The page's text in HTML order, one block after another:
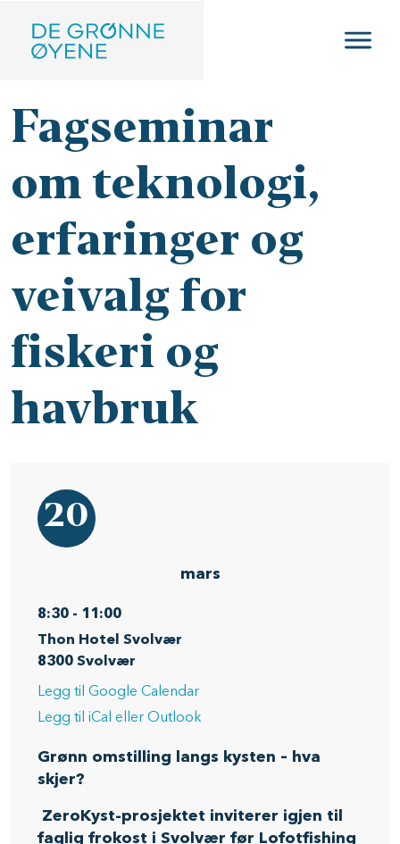
Fagseminar
om teknologi,
erfaringer og
veivalg for
fiskeri og
havbruk
20
mars
8:30 - 11:00
Thon Hotel Svolvær
8300 Svolvær
Legg til Google Calendar
Legg til iCal eller Outlook
Grønn omstilling langs kysten – hva
skjer?
ZeroKyst-prosjektet inviterer igjen til
faglig frokost i Svolvær før Lofotfishing